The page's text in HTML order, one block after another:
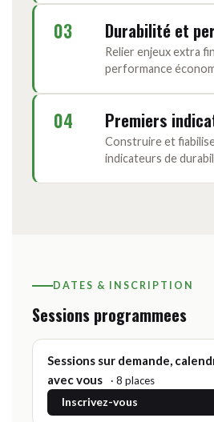
03 Durabilité et
Relier enjeux extra
performance
04 Premiers
Construire et
indicateurs de
DATES & INSCRIPTION
Sessions programmees
Sessions sur demande,
avec vous
· 8 places
Inscrivez-vous